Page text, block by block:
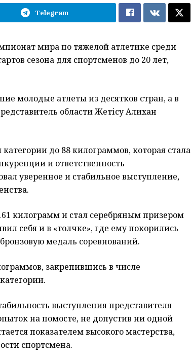
Telegram
мира по тяжелой атлетике среди
сезона для спортсменов до 20 лет,
молодые атлеты из десятков стран, а в
области Жетісу Алихан
до 88 килограммов, которая стала
и ответственность
уверенное и стабильное выступление,
килограмм и стал серебряным призером
себя и в «толчке», где ему покорились
медаль соревнований.
закрепившись в числе
выступления представителя
на помосте, не допустив ни одной
показателем высокого мастерства,
спортсмена.